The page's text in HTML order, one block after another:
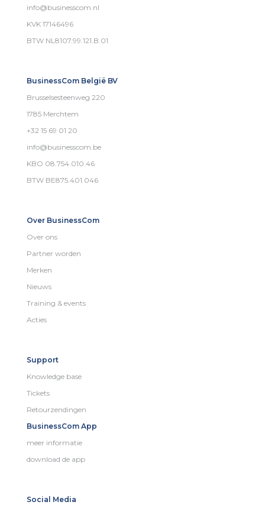
info@businesscom.nl
KVK 17146496
BTW NL8107.99.121.B.01
BusinessCom België BV
Brusselsesteenweg 220
1785 Merchtem
+32 15 69 01 20
info@businesscom.be
KBO 08.754.010.46
BTW BE875.401.046
Over BusinessCom
Over ons
Partner worden
Merken
Nieuws
Training & events
Acties
Support
Knowledge base
Tickets
Retourzendingen
BusinessCom App
meer informatie
download de app
Social Media